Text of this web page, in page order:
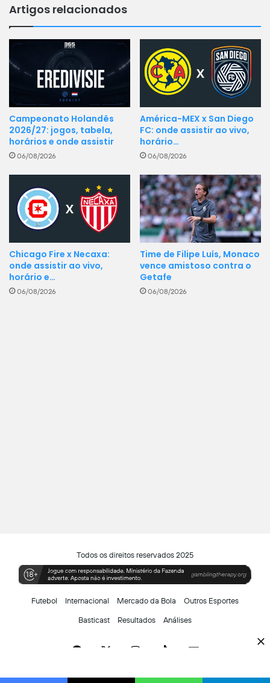
Artigos relacionados
Campeonato Holandês
2026/27: jogos, tabela,
horários e onde assistir
06/08/2026
América-MEX x San Diego
FC: onde assistir ao vivo,
horário…
06/08/2026
Chicago Fire x Necaxa:
onde assistir ao vivo,
horário e…
06/08/2026
Time de Filipe Luís, Monaco
vence amistoso contra o
Getafe
06/08/2026
Todos os direitos reservados 2025
Futebol Internacional Mercado da Bola Outros Esportes
Basticast Resultados Análises
Facebook InstagramTikTokSiga-
nos